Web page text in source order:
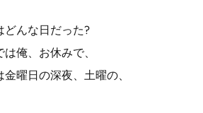
どんな日だった?
俺、お休みで、
曜日の深夜、土曜の、